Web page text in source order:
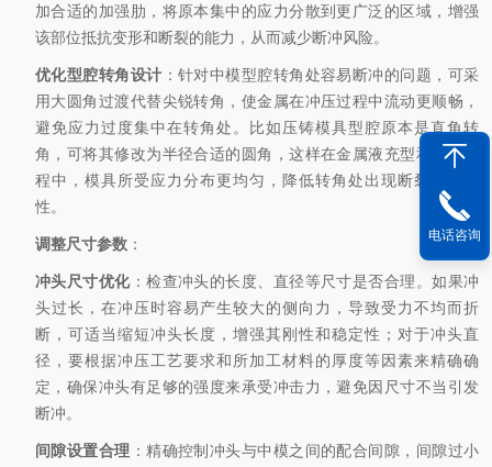
加合适的加强肋，将原本集中的应力分散到更广泛的区域，增强
该部位抵抗变形和断裂的能力，从而减少断冲风险。
优化型腔转角设计 ：针对中模型腔转角处容易断冲的问题，可采
用大圆角过渡代替尖锐转角，使金属在冲压过程中流动更顺畅，
避免应力过度集中在转角处。比如压铸模具型腔原本是直角转
角，可将其修改为半径合适的圆角，这样在金属液充型和冷却过
程中，模具所受应力分布更均匀，降低转角处出现断裂的可能
性。
调整尺寸参数 ：
冲头尺寸优化：检查冲头的长度、直径等尺寸是否合理。如果冲
头过长，在冲压时容易产生较大的侧向力，导致受力不均而折
断，可适当缩短冲头长度，增强其刚性和稳定性；对于冲头直
径，要根据冲压工艺要求和所加工材料的厚度等因素来精确确
定，确保冲头有足够的强度来承受冲击力，避免因尺寸不当引发
断冲。
间隙设置合理 ：精确控制冲头与中模之间的配合间隙，间隙过小
电话咨询